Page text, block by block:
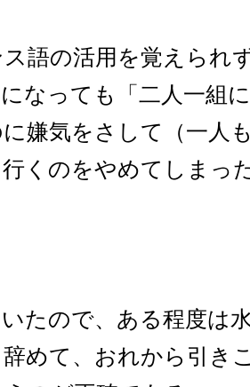
語の活用を覚えられ
なっても「二人一組
嫌気をさして（一人
くのをやめてしまっ
たので、ある程度は
めて、おれから引き